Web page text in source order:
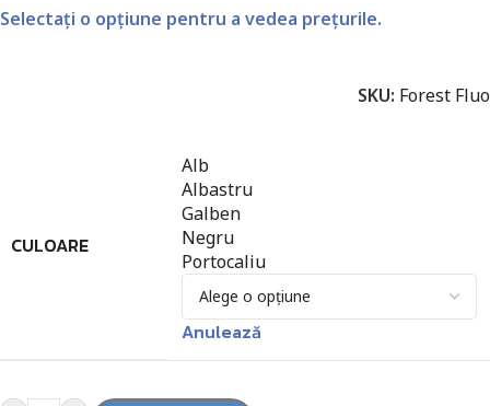
Selectați o opțiune pentru a vedea prețurile.
SKU: Forest Fluo
CULOARE
Alb
Albastru
Galben
Negru
Portocaliu
Anulează